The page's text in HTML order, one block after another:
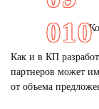
Как и в КП
партнеров может
от объема